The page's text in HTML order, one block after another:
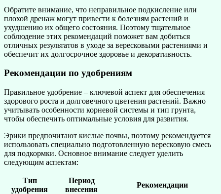
Обратите внимание, что неправильное подкисление или
плохой дренаж могут привести к болезням растений и
ухудшению их общего состояния. Поэтому тщательное
соблюдение этих рекомендаций поможет вам добиться
отличных результатов в уходе за вересковыми растениями и
обеспечит их долгосрочное здоровье и декоративность.
Рекомендации по удобрениям
Правильное удобрение – ключевой аспект для обеспечения
здорового роста и долговечного цветения растений. Важно
учитывать особенности корневой системы и тип грунта,
чтобы обеспечить оптимальные условия для развития.
Эрики предпочитают кислые почвы, поэтому рекомендуется
использовать специально подготовленную вересковую смесь
для подкормки. Основное внимание следует уделить
следующим аспектам:
Тип
удобрения
Период
внесения
Рекомендации